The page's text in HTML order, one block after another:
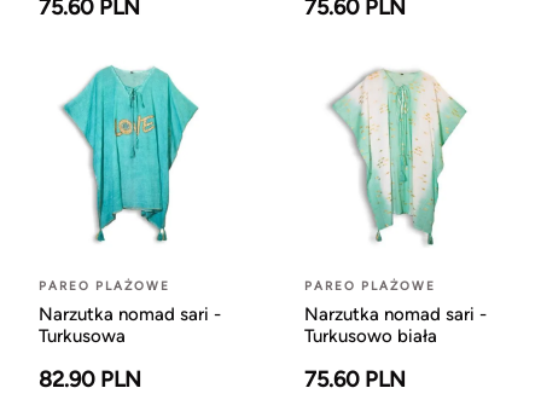
75.60 PLN 75.60 PLN
PAREO PLAŻOWE
Narzutka nomad sari -
Turkusowa
82.90 PLN
PAREO PLAŻOWE
Narzutka nomad sari -
Turkusowo biała
75.60 PLN